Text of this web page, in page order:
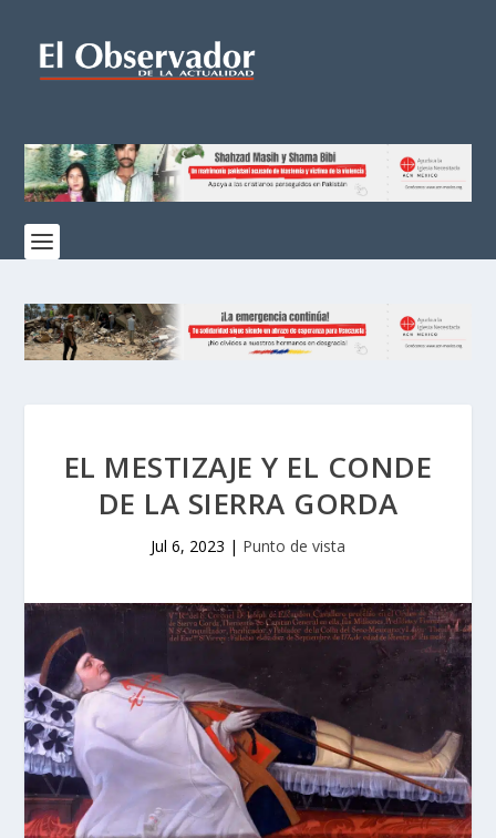
EL MESTIZAJE Y EL CONDE
DE LA SIERRA GORDA
Jul 6, 2023 | Punto de vista